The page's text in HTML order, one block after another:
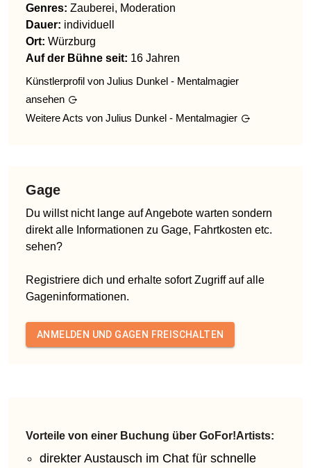
Genres: Zauberei, Moderation
Dauer: individuell
Ort: Würzburg
Auf der Bühne seit: 16 Jahren
Künstlerprofil von Julius Dunkel - Mentalmagier
ansehen
Weitere Acts von Julius Dunkel - Mentalmagier
Gage
Du willst nicht lange auf Angebote warten sondern
direkt alle Informationen zu Gage, Fahrtkosten etc.
sehen?
Registriere dich und erhalte sofort Zugriff auf alle
Gageninformationen.
ANMELDEN UND GAGEN FREISCHALTEN
Vorteile von einer Buchung über GoFor!Artists:
direkter Austausch im Chat für schnelle